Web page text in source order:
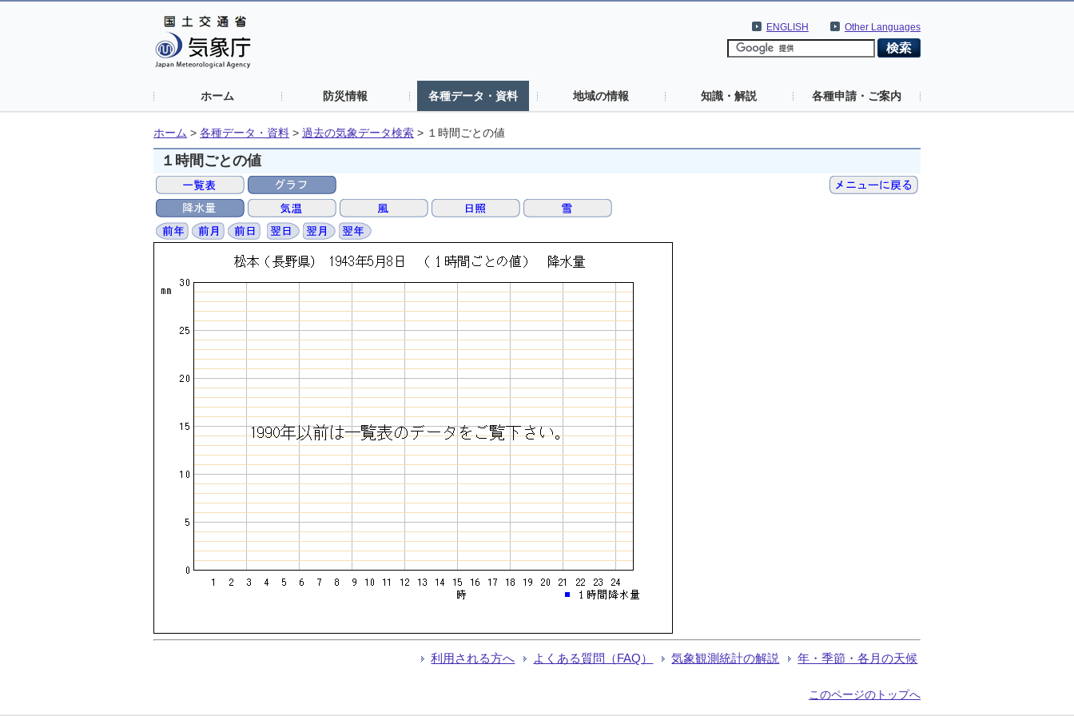
Other Languages
ENGLISH
ホーム 防災情報 各種データ・資料 地域の情報 知識・解説 各種申請・ご案内
ホーム > 各種データ・資料 > 過去の気象データ検索 > １時間ごとの値
１時間ごとの値
利用される方へ よくある質問（FAQ） 気象観測統計の解説 年・季節・各月の天候
このページのトップへ